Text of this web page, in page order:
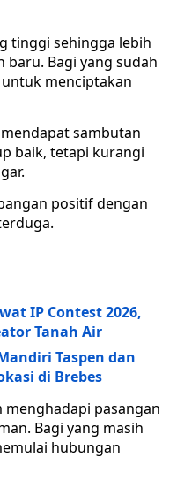
tinggi sehingga lebih
Bagi yang sudah
menciptakan
sambutan
baik, tetapi kurangi
positif dengan
IP Contest 2026,
Tanah Air
Taspen dan
di Brebes
menghadapi pasangan
Bagi yang masih
hubungan